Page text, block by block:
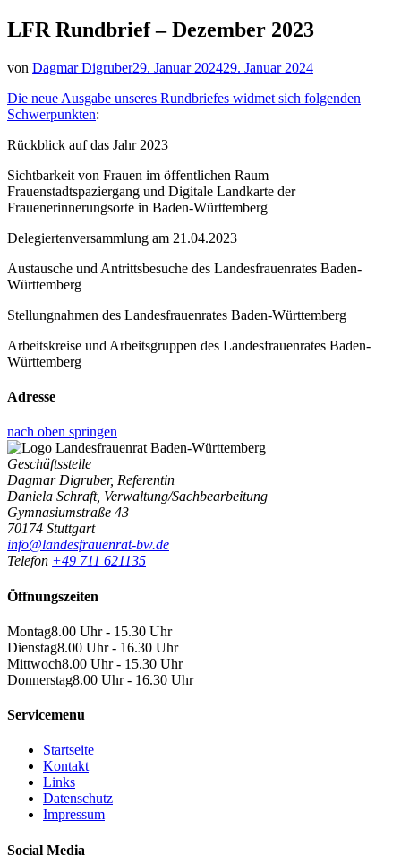
LFR Rundbrief – Dezember 2023
von Dagmar Digruber29. Januar 202429. Januar 2024
Die neue Ausgabe unseres Rundbriefes widmet sich folgenden
Schwerpunkten:
Rückblick auf das Jahr 2023
Sichtbarkeit von Frauen im öffentlichen Raum –
Frauenstadtspaziergang und Digitale Landkarte der
Frauenerinnerungsorte in Baden-Württemberg
Delegiertenversammlung am 21.04.2023
Austausche und Antrittsbesuche des Landesfrauenrates Baden-
Württemberg
Stellungnahmen des Landesfrauenrates Baden-Württemberg
Arbeitskreise und Arbeitsgruppen des Landesfrauenrates Baden-
Württemberg
Adresse
nach oben springen
Geschäftsstelle
Dagmar Digruber, Referentin
Daniela Schraft, Verwaltung/Sachbearbeitung
Gymnasiumstraße 43
70174 Stuttgart
info@landesfrauenrat-bw.de
Telefon +49 711 621135
Öffnungszeiten
Montag8.00 Uhr - 15.30 Uhr
Dienstag8.00 Uhr - 16.30 Uhr
Mittwoch8.00 Uhr - 15.30 Uhr
Donnerstag8.00 Uhr - 16.30 Uhr
Servicemenu
Startseite
Kontakt
Links
Datenschutz
Impressum
Social Media